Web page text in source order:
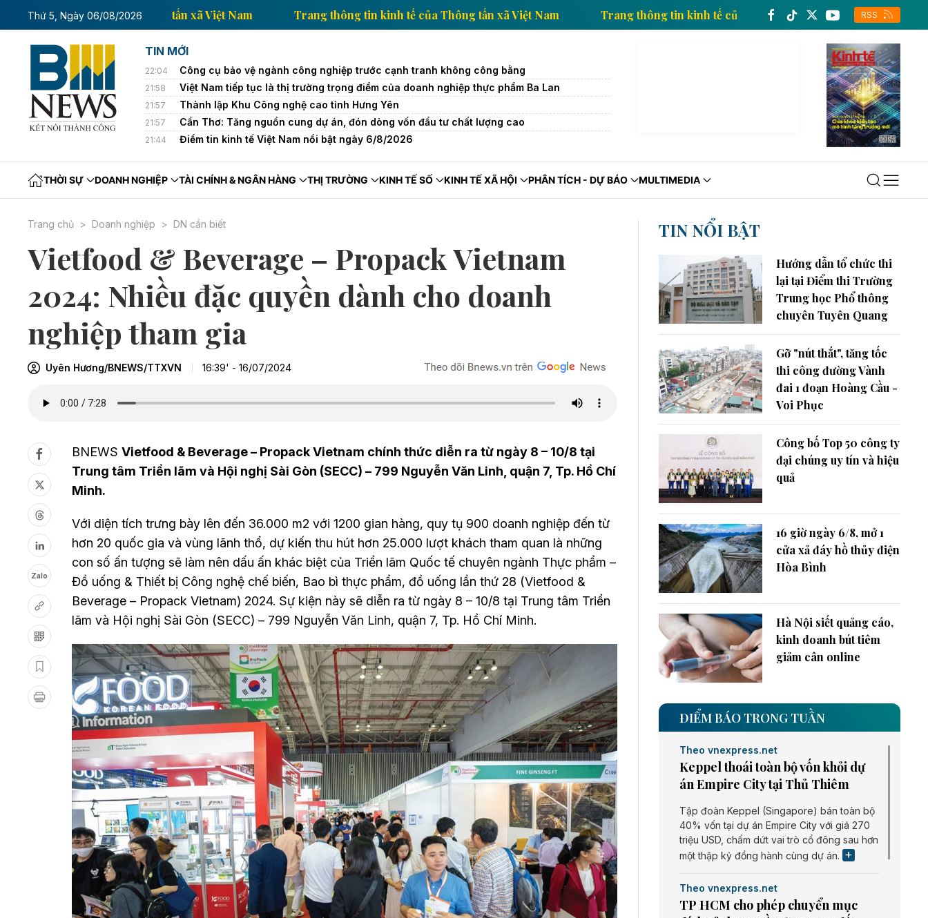
Thứ 5, Ngày 06/08/2026
Trang thông tin kinh tế của Thông tấn xã Việt Nam Trang thông tin kinh tế của Thông tấn xã Việt Nam Trang thông tin kinh tế của Thông tấn xã Việt
RSS
TIN MỚI
22:04 Công cụ bảo vệ ngành công nghiệp trước cạnh tranh không công bằng
21:58 Việt Nam tiếp tục là thị trường trọng điểm của doanh nghiệp thực phẩm Ba Lan
21:57 Thành lập Khu Công nghệ cao tỉnh Hưng Yên
21:57 Cần Thơ: Tăng nguồn cung dự án, đón dòng vốn đầu tư chất lượng cao
21:44 Điểm tin kinh tế Việt Nam nổi bật ngày 6/8/2026
THỜI SỰ DOANH NGHIỆP TÀI CHÍNH & NGÂN HÀNG THỊ TRƯỜNG KINH TẾ SỐ KINH TẾ XÃ HỘI PHÂN TÍCH - DỰ BÁO MULTIMEDIA
Trang chủ Doanh nghiệp DN cần biết
Vietfood & Beverage – Propack Vietnam
2024: Nhiều đặc quyền dành cho doanh
nghiệp tham gia
Uyên Hương/BNEWS/TTXVN 16:39' - 16/07/2024
Zalo
BNEWS Vietfood & Beverage – Propack Vietnam chính thức diễn ra từ ngày 8 – 10/8 tại
Trung tâm Triển lãm và Hội nghị Sài Gòn (SECC) – 799 Nguyễn Văn Linh, quận 7, Tp. Hồ Chí
Minh.
Với diện tích trưng bày lên đến 36.000 m2 với 1200 gian hàng, quy tụ 900 doanh nghiệp đến từ
hơn 20 quốc gia và vùng lãnh thổ, dự kiến thu hút hơn 25.000 lượt khách tham quan là những
con số ấn tượng sẽ làm nên dấu ấn khác biệt của Triển lãm Quốc tế chuyên ngành Thực phẩm –
Đồ uống & Thiết bị Công nghệ chế biến, Bao bì thực phẩm, đồ uống lần thứ 28 (Vietfood &
Beverage – Propack Vietnam) 2024. Sự kiện này sẽ diễn ra từ ngày 8 – 10/8 tại Trung tâm Triển
lãm và Hội nghị Sài Gòn (SECC) – 799 Nguyễn Văn Linh, quận 7, Tp. Hồ Chí Minh.
TIN NỔI BẬT
Hướng dẫn tổ chức thi
lại tại Điểm thi Trường
Trung học Phổ thông
chuyên Tuyên Quang
Gỡ "nút thắt", tăng tốc
thi công đường Vành
đai 1 đoạn Hoàng Cầu -
Voi Phục
Công bố Top 50 công ty
đại chúng uy tín và hiệu
quả
16 giờ ngày 6/8, mở 1
cửa xả đáy hồ thủy điện
Hòa Bình
Hà Nội siết quảng cáo,
kinh doanh bút tiêm
giảm cân online
ĐIỂM BÁO TRONG TUẦN
Theo vnexpress.net
Keppel thoái toàn bộ vốn khỏi dự
án Empire City tại Thủ Thiêm
Tập đoàn Keppel (Singapore) bán toàn bộ
40% vốn tại dự án Empire City với giá 270
triệu USD, chấm dứt vai trò cổ đông sau hơn
một thập kỷ đồng hành cùng dự án.
Theo vnexpress.net
TP HCM cho phép chuyển mục